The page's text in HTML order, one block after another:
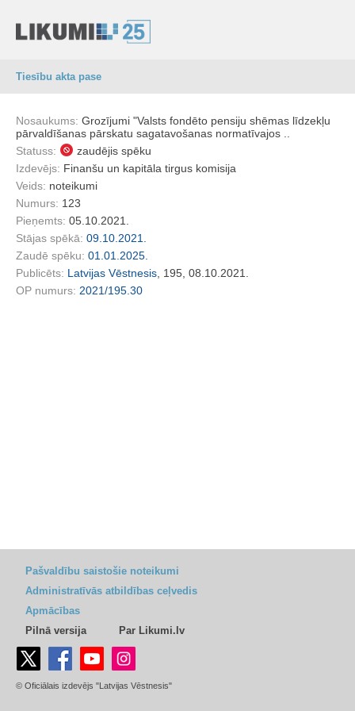
Tiesību akta pase
Nosaukums: Grozījumi "Valsts fondēto pensiju shēmas līdzekļu
pārvaldīšanas pārskatu sagatavošanas normatīvajos ..
Statuss:
zaudējis spēku
Izdevējs: Finanšu un kapitāla tirgus komisija
Veids: noteikumi
Numurs: 123
Pieņemts: 05.10.2021.
Stājas spēkā: 09.10.2021.
Zaudē spēku: 01.01.2025.
Publicēts: Latvijas Vēstnesis , 195, 08.10.2021.
OP numurs: 2021/195.30
Pašvaldību saistošie noteikumi
Administratīvās atbildības ceļvedis
Apmācības
Pilnā versija
Par Likumi.lv
© Oficiālais izdevējs "Latvijas Vēstnesis"